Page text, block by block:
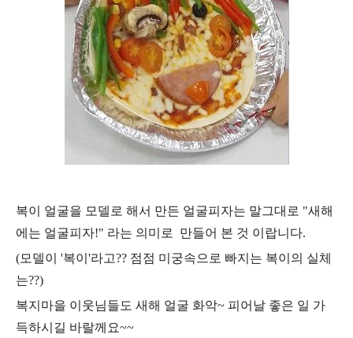
복이 얼굴을 모델로 해서 만든 얼굴피자는 말그대로 "새해
에는 얼굴피자!" 라는 의미로 만들어 본 것 이랍니다.
(모델이 '복이'라고?? 점점 미궁속으로 빠지는 복이의 실체
는??)
복지마을 이웃님들도 새해 얼굴 화악~ 피어날 좋은 일 가
득하시길 바랄께요~~